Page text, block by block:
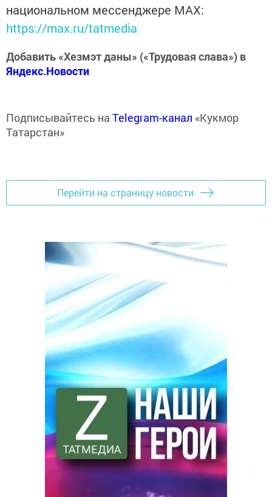
национальном мессенджере MАХ:
https://max.ru/tatmedia
Добавить «Хезмэт даны» («Трудовая слава») в
Яндекс.Новости
Подписывайтесь на Telegram-канал «Кукмор
Татарстан»
Перейти на страницу новости